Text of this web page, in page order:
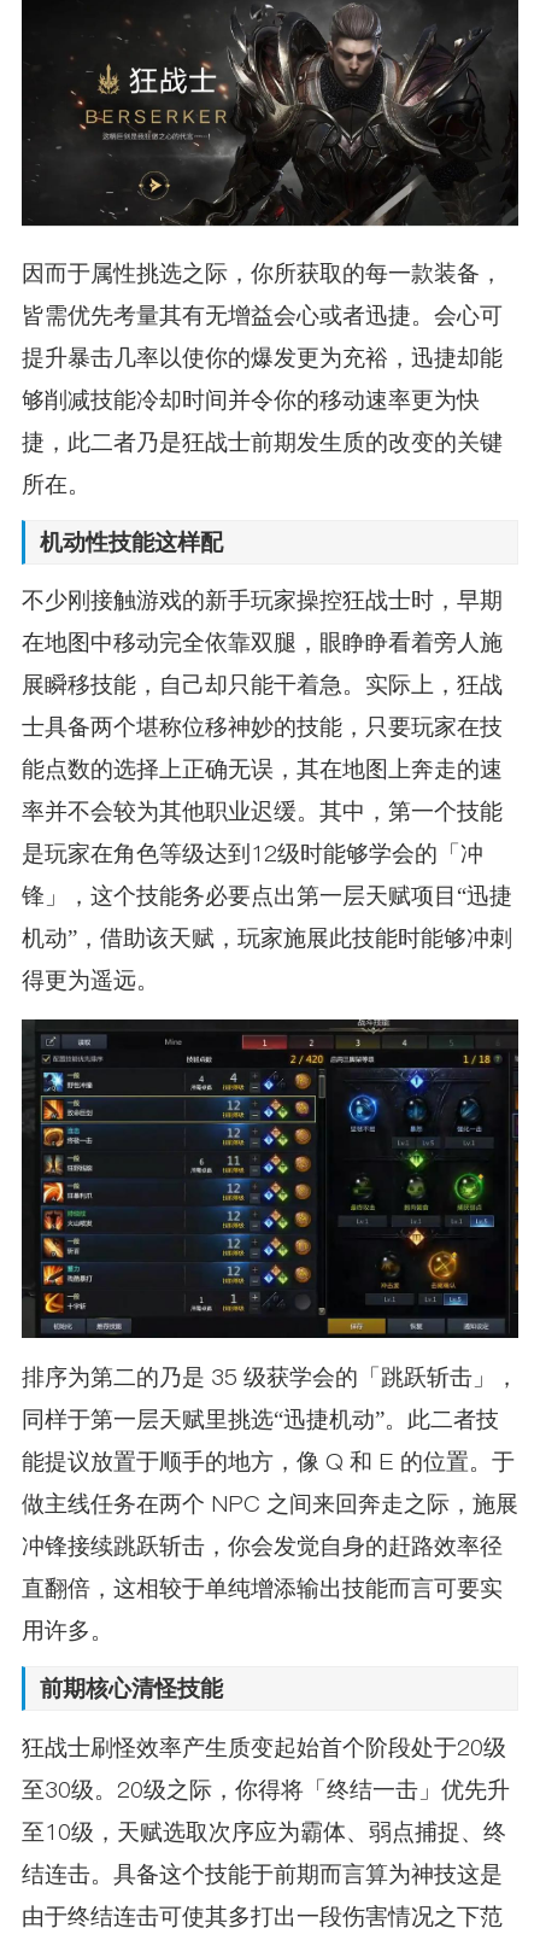
因而于属性挑选之际，你所获取的每一款装备，
皆需优先考量其有无增益会心或者迅捷。会心可
提升暴击几率以使你的爆发更为充裕，迅捷却能
够削减技能冷却时间并令你的移动速率更为快
捷，此二者乃是狂战士前期发生质的改变的关键
所在。
机动性技能这样配
不少刚接触游戏的新手玩家操控狂战士时，早期
在地图中移动完全依靠双腿，眼睁睁看着旁人施
展瞬移技能，自己却只能干着急。实际上，狂战
士具备两个堪称位移神妙的技能，只要玩家在技
能点数的选择上正确无误，其在地图上奔走的速
率并不会较为其他职业迟缓。其中，第一个技能
是玩家在角色等级达到12级时能够学会的「冲
锋」，这个技能务必要点出第一层天赋项目“迅捷
机动”，借助该天赋，玩家施展此技能时能够冲刺
得更为遥远。
排序为第二的乃是 35 级获学会的「跳跃斩击」，
同样于第一层天赋里挑选“迅捷机动”。此二者技
能提议放置于顺手的地方，像 Q 和 E 的位置。于
做主线任务在两个 NPC 之间来回奔走之际，施展
冲锋接续跳跃斩击，你会发觉自身的赶路效率径
直翻倍，这相较于单纯增添输出技能而言可要实
用许多。
前期核心清怪技能
狂战士刷怪效率产生质变起始首个阶段处于20级
至30级。20级之际，你得将「终结一击」优先升
至10级，天赋选取次序应为霸体、弱点捕捉、终
结连击。具备这个技能于前期而言算为神技这是
由于终结连击可使其多打出一段伤害情况之下范